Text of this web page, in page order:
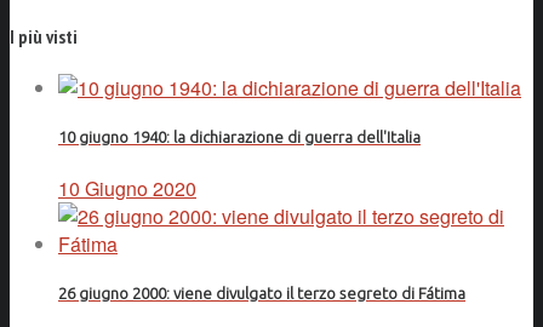
I più visti
10 giugno 1940: la dichiarazione di guerra dell'Italia
10 Giugno 2020
26 giugno 2000: viene divulgato il terzo segreto di Fátima